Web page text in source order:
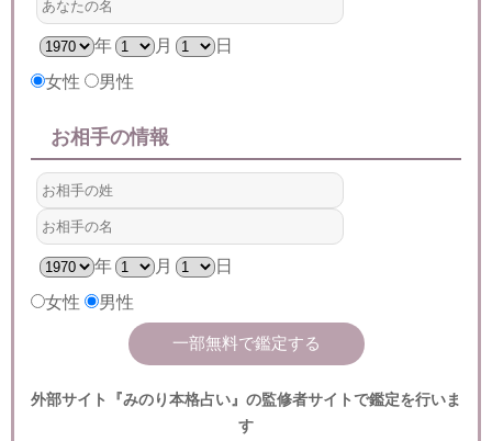
年 月
日
女性
男性
お相手の情報
年 月
日
女性
男性
外部サイト『みのり本格占い』の監修者サイトで鑑定を行いま
す